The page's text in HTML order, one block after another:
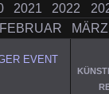
2021 2022
FEBRUAR MÄRZ
EVENT